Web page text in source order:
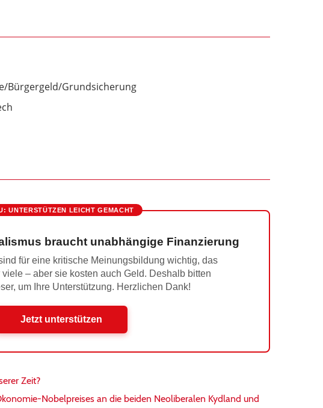
Bürgergeld/Grundsicherung
UNTERSTÜTZEN LEICHT GEMACHT
braucht unabhängige Finanzierung
für eine kritische Meinungsbildung wichtig, das
– aber sie kosten auch Geld. Deshalb bitten
um Ihre Unterstützung. Herzlichen Dank!
Jetzt unterstützen
Zeit?
Nobelpreises an die beiden Neoliberalen Kydland und